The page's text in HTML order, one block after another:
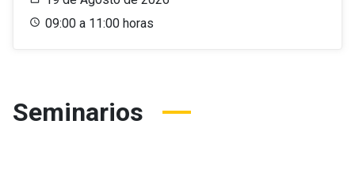
09:00 a 11:00 horas
Seminarios